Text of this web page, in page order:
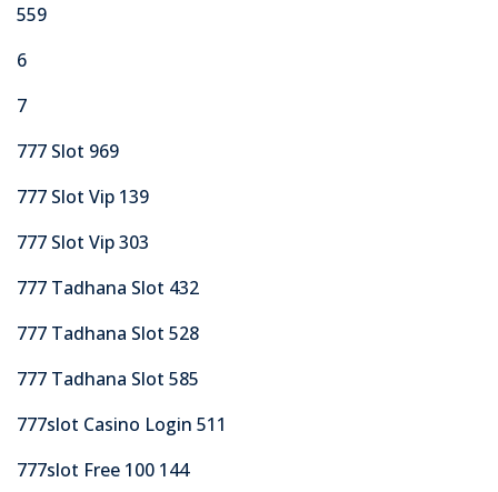
559
6
7
777 Slot 969
777 Slot Vip 139
777 Slot Vip 303
777 Tadhana Slot 432
777 Tadhana Slot 528
777 Tadhana Slot 585
777slot Casino Login 511
777slot Free 100 144